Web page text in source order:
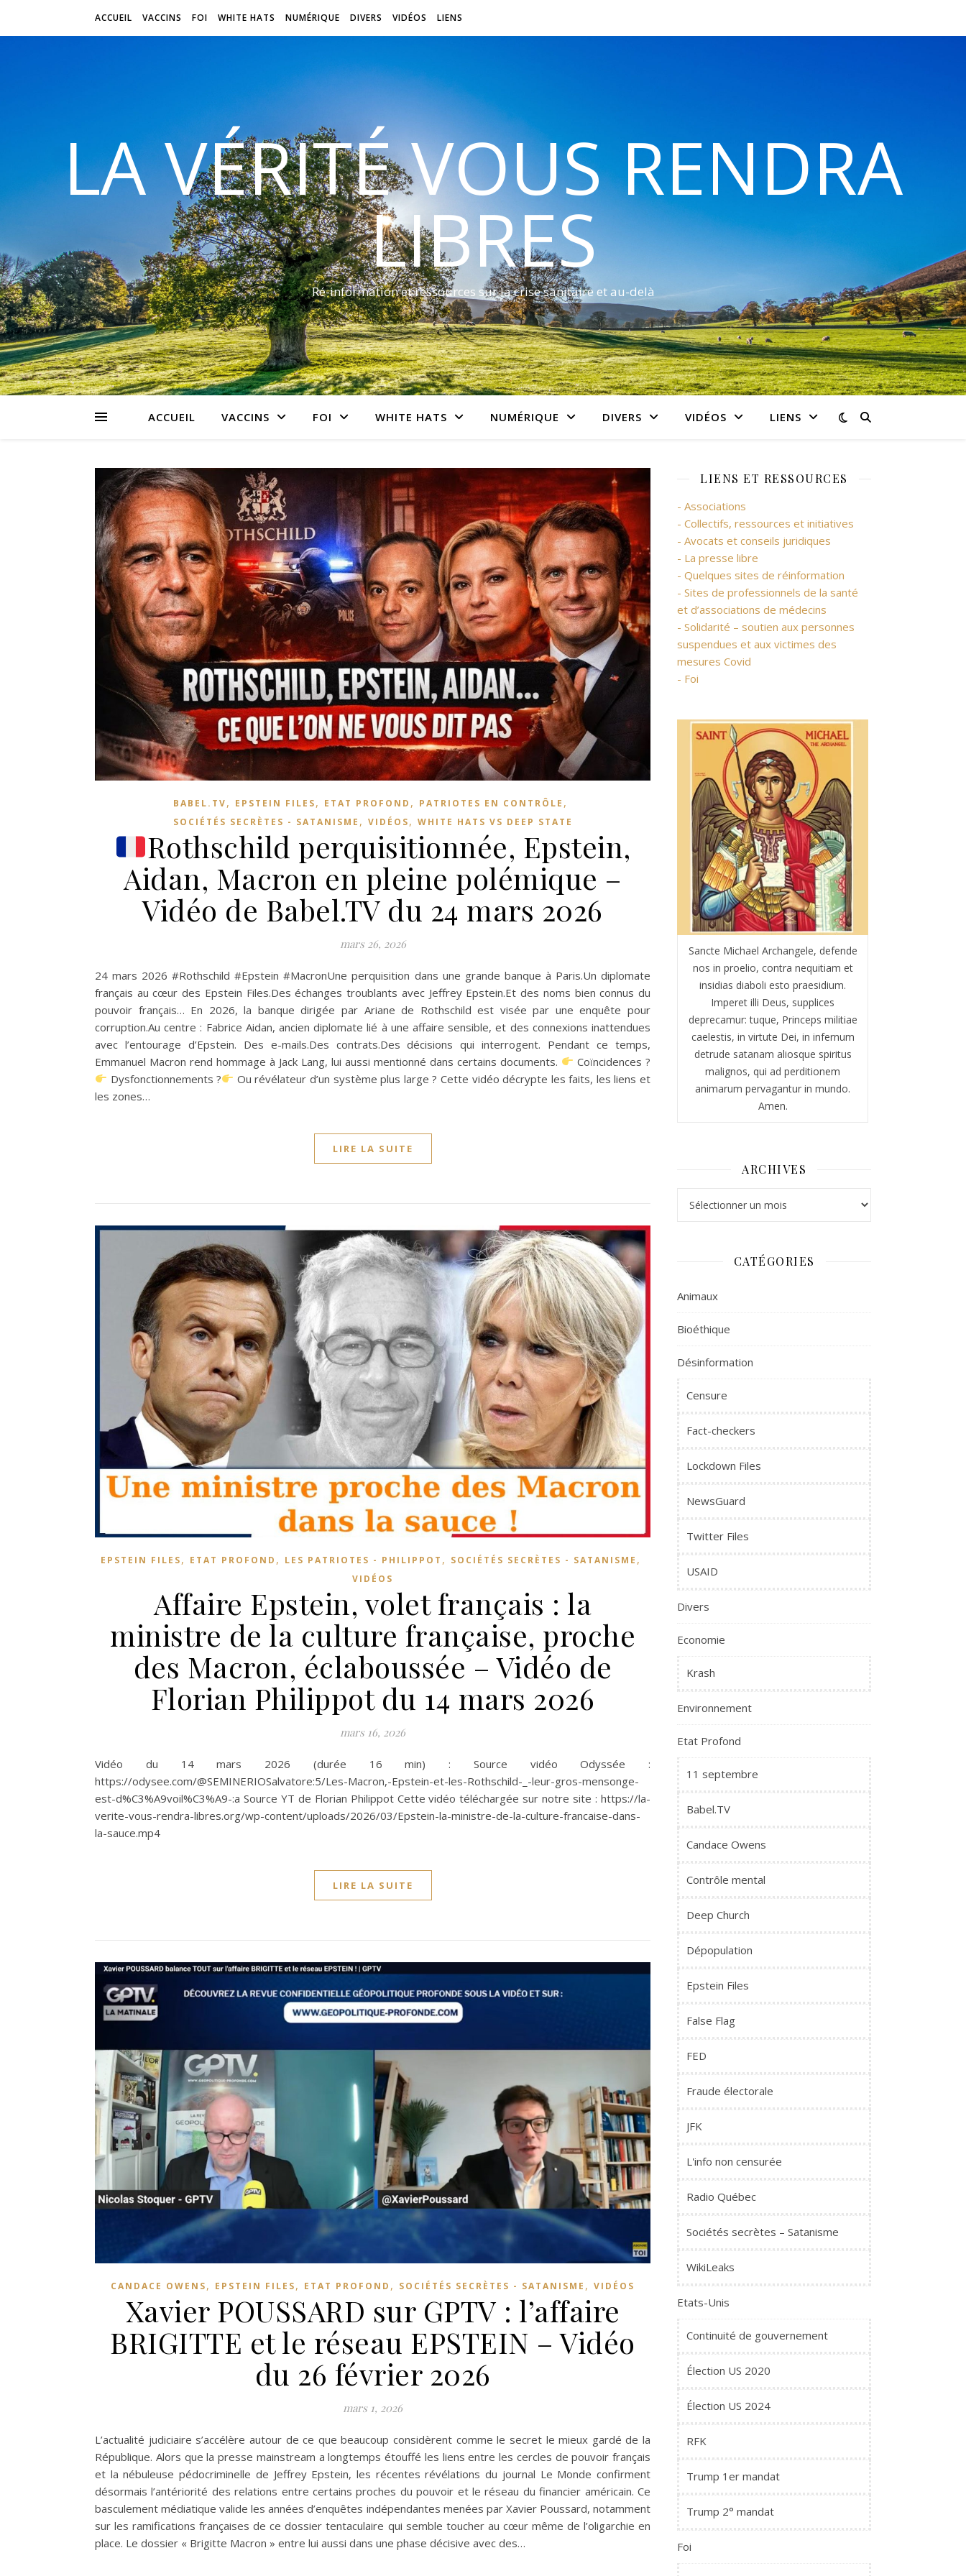
ACCUEIL VACCINS FOI WHITE HATS NUMÉRIQUE DIVERS VIDÉOS LIENS
LA VÉRITÉ VOUS RENDRA
LIBRES
Ré-information et ressources sur la crise sanitaire et au-delà
ACCUEIL VACCINS FOI WHITE HATS NUMÉRIQUE DIVERS VIDÉOS LIENS
BABEL.TV, EPSTEIN FILES, ETAT PROFOND , PATRIOTES EN CONTRÔLE ,
SOCIÉTÉS SECRÈTES - SATANISME , VIDÉOS, WHITE HATS VS DEEP STATE
Rothschild perquisitionnée, Epstein,
Aidan, Macron en pleine polémique –
Vidéo de Babel.TV du 24 mars 2026
mars 26, 2026
24 mars 2026 #Rothschild #Epstein #MacronUne perquisition dans une grande banque à Paris.Un diplomate
français au cœur des Epstein Files.Des échanges troublants avec Jeffrey Epstein.Et des noms bien connus du
pouvoir français… En 2026, la banque dirigée par Ariane de Rothschild est visée par une enquête pour
corruption.Au centre : Fabrice Aidan, ancien diplomate lié à une affaire sensible, et des connexions inattendues
avec l’entourage d’Epstein. Des e-mails.Des contrats.Des décisions qui interrogent. Pendant ce temps,
Emmanuel Macron rend hommage à Jack Lang, lui aussi mentionné dans certains documents.
Coïncidences ?
Dysfonctionnements ?
Ou révélateur d’un système plus large ? Cette vidéo décrypte les faits, les liens et
les zones…
LIRE LA SUITE
EPSTEIN FILES, ETAT PROFOND , LES PATRIOTES - PHILIPPOT , SOCIÉTÉS SECRÈTES - SATANISME ,
VIDÉOS
Affaire Epstein, volet français : la
ministre de la culture française, proche
des Macron, éclaboussée – Vidéo de
Florian Philippot du 14 mars 2026
mars 16, 2026
Vidéo du 14 mars 2026 (durée 16 min) : Source vidéo Odyssée :
https://odysee.com/@SEMINERIOSalvatore:5/Les-Macron,-Epstein-et-les-Rothschild-_-leur-gros-mensonge-
est-d%C3%A9voil%C3%A9-:a Source YT de Florian Philippot Cette vidéo téléchargée sur notre site : https://la-
verite-vous-rendra-libres.org/wp-content/uploads/2026/03/Epstein-la-ministre-de-la-culture-francaise-dans-
la-sauce.mp4
LIRE LA SUITE
CANDACE OWENS, EPSTEIN FILES, ETAT PROFOND , SOCIÉTÉS SECRÈTES - SATANISME , VIDÉOS
Xavier POUSSARD sur GPTV : l’affaire
BRIGITTE et le réseau EPSTEIN – Vidéo
du 26 février 2026
mars 1, 2026
L’actualité judiciaire s’accélère autour de ce que beaucoup considèrent comme le secret le mieux gardé de la
République. Alors que la presse mainstream a longtemps étouffé les liens entre les cercles de pouvoir français
et la nébuleuse pédocriminelle de Jeffrey Epstein, les récentes révélations du journal Le Monde confirment
désormais l’antériorité des relations entre certains proches du pouvoir et le réseau du financier américain. Ce
basculement médiatique valide les années d’enquêtes indépendantes menées par Xavier Poussard, notamment
sur les ramifications françaises de ce dossier tentaculaire qui semble toucher au cœur même de l’oligarchie en
place. Le dossier « Brigitte Macron » entre lui aussi dans une phase décisive avec des…
LIENS ET RESSOURCES
- Associations
- Collectifs, ressources et initiatives
- Avocats et conseils juridiques
- La presse libre
- Quelques sites de réinformation
- Sites de professionnels de la santé
et d’associations de médecins
- Solidarité – soutien aux personnes
suspendues et aux victimes des
mesures Covid
- Foi
Sancte Michael Archangele, defende
nos in proelio, contra nequitiam et
insidias diaboli esto praesidium.
Imperet illi Deus, supplices
deprecamur: tuque, Princeps militiae
caelestis, in virtute Dei, in infernum
detrude satanam aliosque spiritus
malignos, qui ad perditionem
animarum pervagantur in mundo.
Amen.
ARCHIVES
CATÉGORIES
Animaux
Bioéthique
Désinformation
Censure
Fact-checkers
Lockdown Files
NewsGuard
Twitter Files
USAID
Divers
Economie
Krash
Environnement
Etat Profond
11 septembre
Babel.TV
Candace Owens
Contrôle mental
Deep Church
Dépopulation
Epstein Files
False Flag
FED
Fraude électorale
JFK
L'info non censurée
Radio Québec
Sociétés secrètes – Satanisme
WikiLeaks
Etats-Unis
Continuité de gouvernement
Élection US 2020
Élection US 2024
RFK
Trump 1er mandat
Trump 2° mandat
Foi